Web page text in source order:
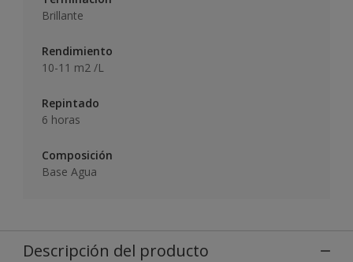
Brillante
Rendimiento
10-11 m2 /L
Repintado
6 horas
Composición
Base Agua
Descripción del producto